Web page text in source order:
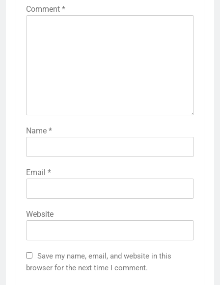
Comment *
Name *
Email *
Website
Save my name, email, and website in this
browser for the next time I comment.